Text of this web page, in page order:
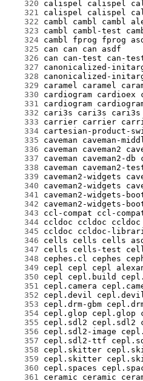
    320
    321
    322
    323
    324
    325
    326
    327
    328
    329
    330
    331
    332
    333
    334
    335
    336
    337
    338
    339
    340
    341
    342
    343
    344
    345
    346
    347
    348
    349
    350
    351
    352
    353
    354
    355
    356
    357
    358
    359
    360
    361